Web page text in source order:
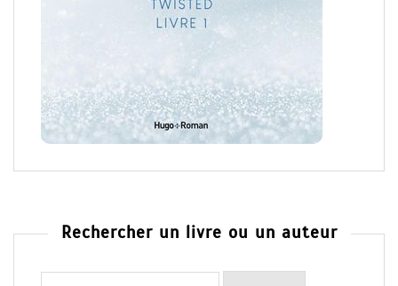
Rechercher un livre ou un auteur
Rechercher